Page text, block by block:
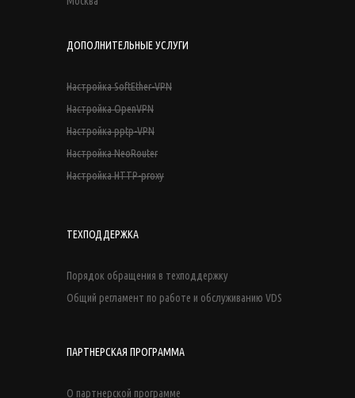
ДОПОЛНИТЕЛЬНЫЕ УСЛУГИ
Настройка SoftEther-VPN
Настройка OpenVPN
Настройка pptp-VPN
Настройка NeoRouter
Настройка HTTP-proxy
ТЕХПОДДЕРЖКА
Порядок обращения в техподдержку
Общий регламент по работе и обслуживанию VDS
ПАРТНЕРСКАЯ ПРОГРАММА
О партнерской программе